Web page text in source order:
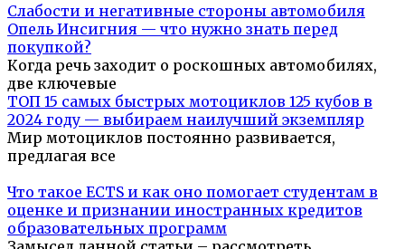
Слабости и негативные стороны автомобиля
Опель Инсигния — что нужно знать перед
покупкой?
Когда речь заходит о роскошных автомобилях,
две ключевые
ТОП 15 самых быстрых мотоциклов 125 кубов в
2024 году — выбираем наилучший экземпляр
Мир мотоциклов постоянно развивается,
предлагая все
Что такое ECTS и как оно помогает студентам в
оценке и признании иностранных кредитов
образовательных программ